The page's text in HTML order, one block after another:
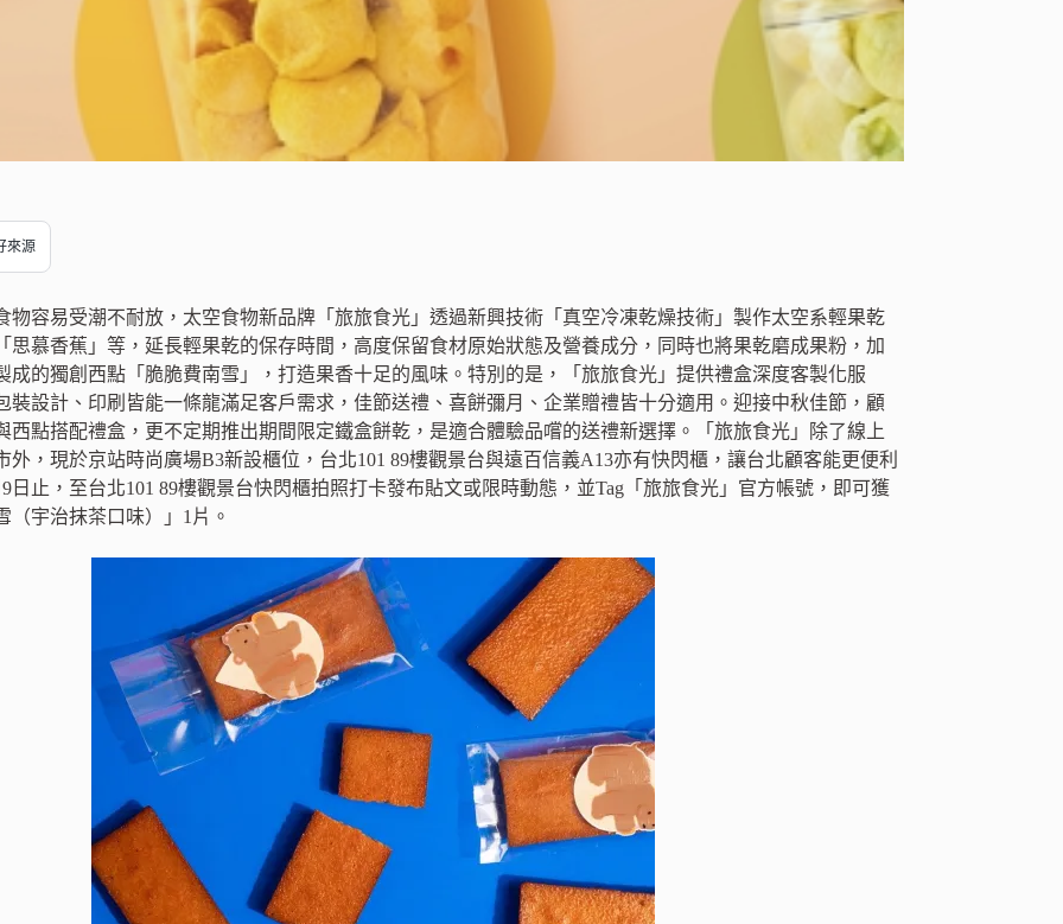
來源
物容易受潮不耐放，太空食物新品牌「旅旅食光」透過新興技術「真空冷凍乾燥技術」製作太空系輕果乾
思慕香蕉」等，延長輕果乾的保存時間，高度保留食材原始狀態及營養成分，同時也將果乾磨成果粉，加
成的獨創西點「脆脆費南雪」，打造果香十足的風味。特別的是，「旅旅食光」提供禮盒深度客製化服
裝設計、印刷皆能一條龍滿足客戶需求，佳節送禮、喜餅彌月、企業贈禮皆十分適用。迎接中秋佳節，顧
西點搭配禮盒，更不定期推出期間限定鐵盒餅乾，是適合體驗品嚐的送禮新選擇。「旅旅食光」除了線上
外，現於京站時尚廣場B3新設櫃位，台北101 89樓觀景台與遠百信義A13亦有快閃櫃，讓台北顧客能更便利
日止，至台北101 89樓觀景台快閃櫃拍照打卡發布貼文或限時動態，並Tag「旅旅食光」官方帳號，即可獲
（宇治抹茶口味）」1片。